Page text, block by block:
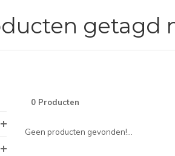
getagd
0 Producten
Geen producten gevonden!...